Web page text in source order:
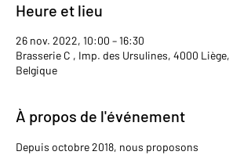
Heure et lieu
26 nov. 2022, 10:00 – 16:30
Brasserie C , Imp. des Ursulines, 4000 Liège,
Belgique
À propos de l'événement
Depuis octobre 2018, nous proposons